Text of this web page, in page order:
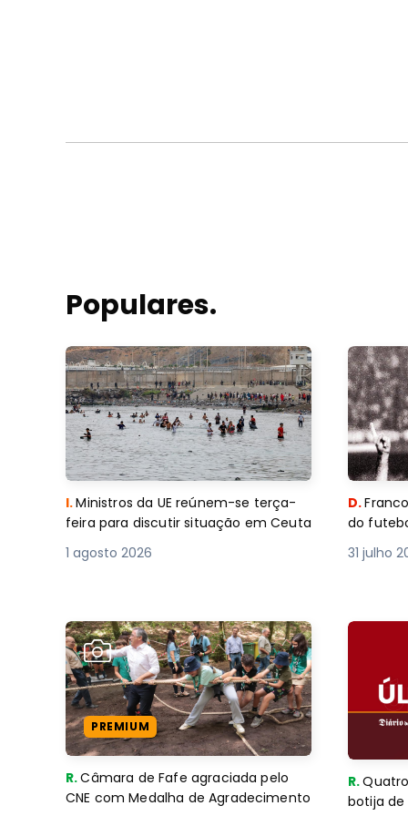
Populares.
I.Ministros da UE reúnem-se terça-
feira para discutir situação em Ceuta
1 agosto 2026
D.
do
31 julho
PREMIUM
R.Câmara de Fafe agraciada pelo
CNE com Medalha de Agradecimento
R.
botija de